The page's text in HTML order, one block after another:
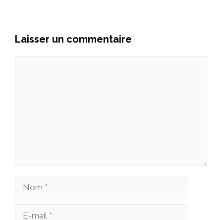
Laisser un commentaire
Nom